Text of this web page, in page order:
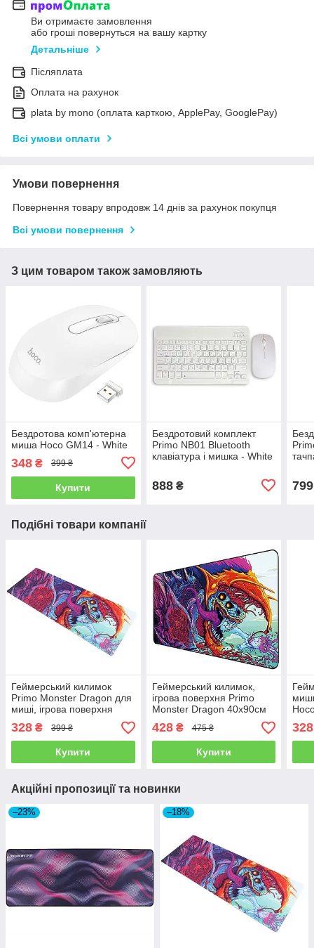
Ви отримаєте замовлення
або гроші повернуться на вашу картку
Детальніше
Післяплата
Оплата на рахунок
plata by mono (оплата карткою, ApplePay, GooglePay)
Всі умови оплати
Умови повернення
Повернення товару впродовж 14 днів за рахунок покупця
Всі умови повернення
З цим товаром також замовляють
Бездротова комп'ютерна
миша Hoco GM14 - White
348 ₴ 399 ₴
Купити
Бездротовий комплект
Primo NB01 Bluetooth
клавіатура і мишка - White
888₴ 799
Подібні товари компанії
Геймерський килимок
Primo Monster Dragon для
миші, ігрова поверхня
80х30см
328 ₴ 399 ₴
Купити
Геймерський килимок,
ігрова поверхня Primo
Monster Dragon 40х90см
428₴ 475 ₴
Купити
328
Акційні пропозиції та новинки
–23% –18%